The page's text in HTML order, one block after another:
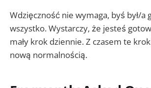
Wdzięczność nie wymaga, byś był/a
wszystko. Wystarczy, że jesteś
mały krok dziennie. Z czasem te
nową normalnością.